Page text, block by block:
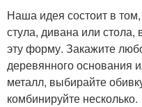
Наша идея состоит в
стула, дивана или стола,
эту форму. Закажите
деревянного основания
металл, выбирайте
комбинируйте несколько.